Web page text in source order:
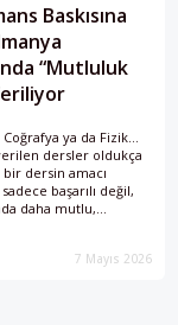
Baskısına
“Mutluluk
ya da Fizik…
dersler oldukça
dersin amacı
başarılı değil,
daha mutlu,
psikolojik olarak
hâline getirmek
Almanya’da giderek
7 Mayıs 2026